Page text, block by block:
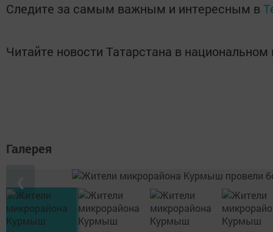
Следите за самым важным и интересным в
Читайте новости Татарстана в
Галерея